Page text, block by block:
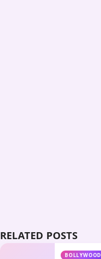
RELATED POSTS
BOLLYWOOD